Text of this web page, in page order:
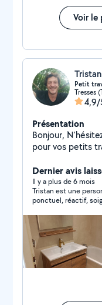
Voir le
Petit
Tresses
4,9/
Présentation
Bonjour,
pour vos petits
Dernier avis
Il y a plus de 6 mois
Tristan est une
ponctuel, réactif,